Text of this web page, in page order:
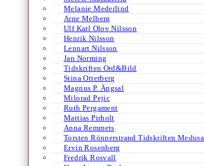
Melanie Mederlind
Arne Melberg
Ulf Karl Olov Nilsson
Henrik Nilsson
Lennart Nilsson
Jan Norming
Tidskriften Ord&Bild
Stina Otterberg
Magnus P. Ängsal
Milorad Pejic
Ruth Pergament
Mattias Pirholt
Anna Remmets
Torsten Rönnerstrand Tidskriften Medusa
Ervin Rosenberg
Fredrik Rosvall